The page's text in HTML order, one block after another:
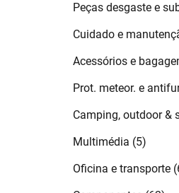
Peças desgaste e
Cuidado e
Acessórios e
Prot. meteor. e
Camping, outdoor &
Multimédia (5)
Oficina e transporte